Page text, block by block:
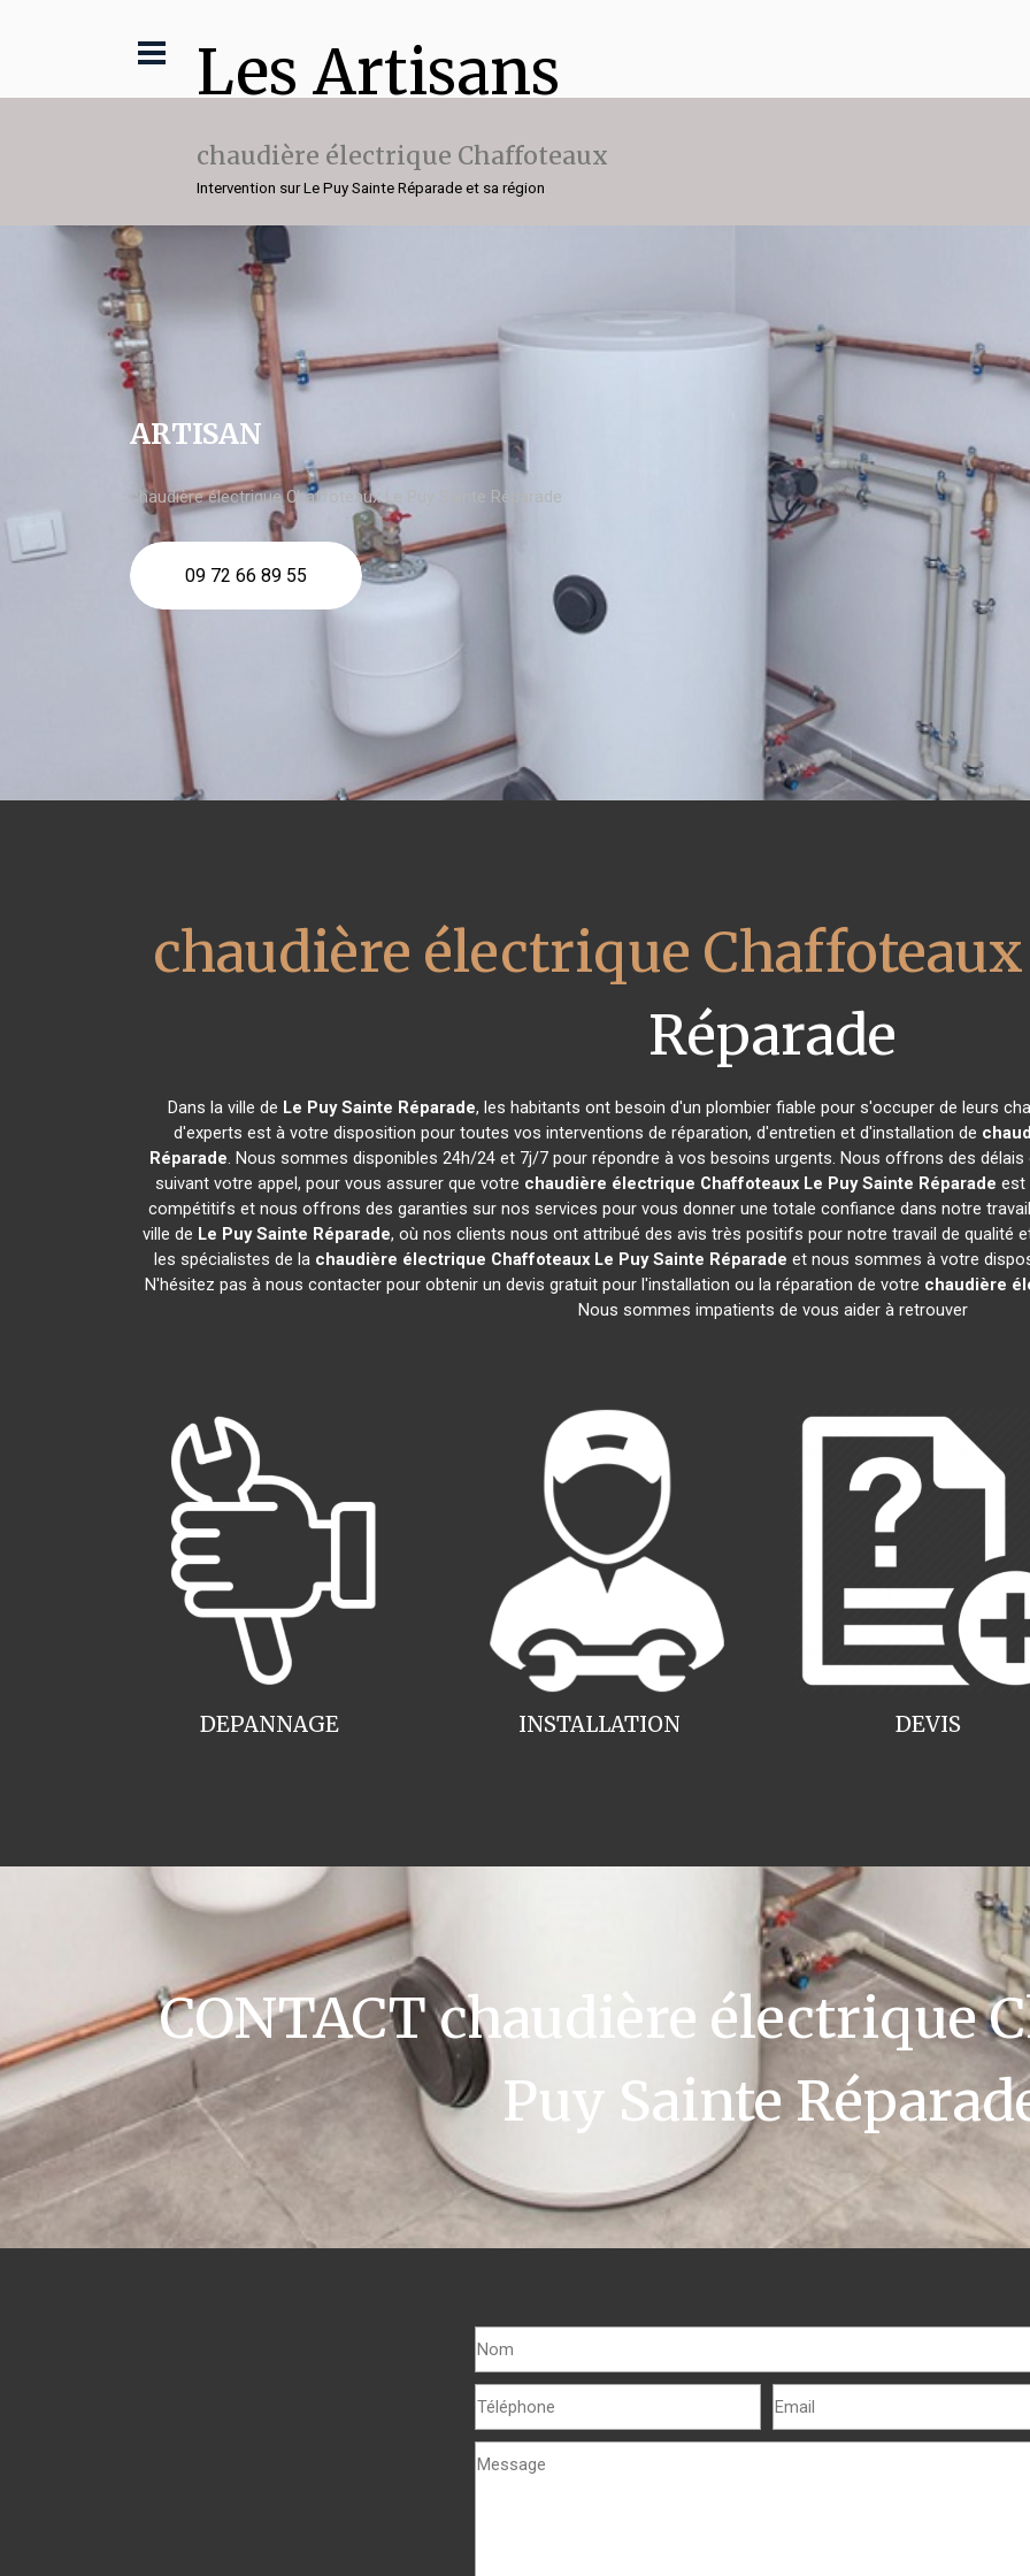
Les Artisans
chaudière électrique Chaffoteaux
Intervention sur Le Puy Sainte Réparade et sa région
ARTISAN
chaudière électrique Chaffoteaux Le Puy Sainte Réparade
09 72 66 89 55
chaudière électrique Chaffoteaux
Réparade
Dans la ville de Le Puy Sainte Réparade, les habitants ont besoin d'un plombier fiable pour s'occuper de leurs
d'experts est à votre disposition pour toutes vos interventions de réparation, d'entretien et d'installation de
Réparade. Nous sommes disponibles 24h/24 et 7j/7 pour répondre à vos besoins urgents. Nous offrons des
suivant votre appel, pour vous assurer que votre chaudière électrique Chaffoteaux Le Puy Sainte Réparade est
compétitifs et nous offrons des garanties sur nos services pour vous donner une totale confiance dans notre
ville de Le Puy Sainte Réparade, où nos clients nous ont attribué des avis très positifs pour notre travail de qualité
les spécialistes de la chaudière électrique Chaffoteaux Le Puy Sainte Réparade et nous sommes à votre
N'hésitez pas à nous contacter pour obtenir un devis gratuit pour l'installation ou la réparation de votre chaudière
Nous sommes impatients de vous aider à retrouver
INSTALLATION
DEPANNAGE DEVIS
CONTACT chaudière électrique
Puy Sainte